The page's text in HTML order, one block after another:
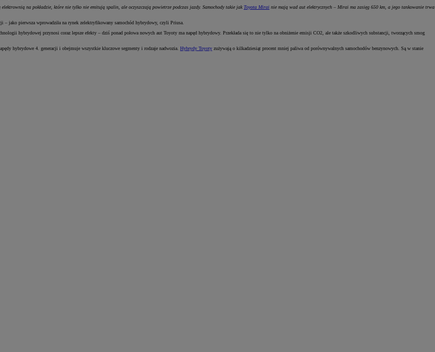
na pokładzie, które nie tylko nie emitują spalin, ale oczyszczają powietrze podczas jazdy. Samochody takie jakToyota Mirai nie mają wad aut elektrycznych – Mirai ma zasięg 650 km, a jego tankowanie trwa
jako pierwsza wprowadziła na rynek zelektryfikowany samochód hybrydowy, czyli Priusa.
hybrydowej przynosi coraz lepsze efekty – dziś ponad połowa nowych aut Toyoty ma napęd hybrydowy. Przekłada się to nie tylko na obniżenie emisji CO2, ale także szkodliwych substancji, tworzących smog
hybrydowe 4. generacji i obejmuje wszystkie kluczowe segmenty i rodzaje nadwozia. Hybrydy Toyoty zużywają o kilkadziesiąt procent mniej paliwa od porównywalnych samochodów benzynowych. Są w stanie